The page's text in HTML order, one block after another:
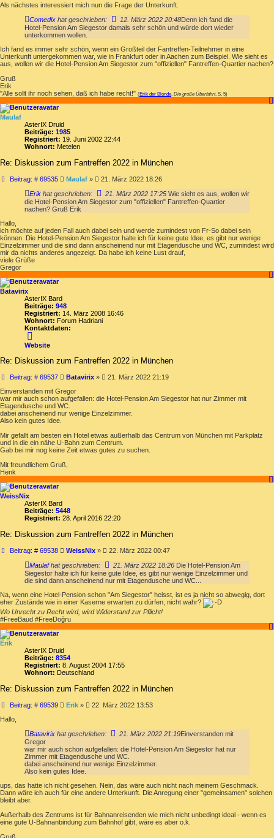
Als nächstes interessiert mich nun die Frage der Unterkunft.
Comedix hat geschrieben: 12. März 2022 20:48Denn ich fand die
Hotel-Pension Am Siegestor damals sehr schön und würde dort wieder
unterkommen wollen.
Ich fand es immer sehr schön, wenn ein Großteil der Fantreffen-Teilnehmer in eine
Unterkunft untergekommen war, wie in Frankfurt oder in Aachen zum Beispiel. Wie sieht es
aus, wollen wir die Hotel-Pension Am Siegestor zum "offiziellen" Fantreffen-Quartier nachen?
Gruß
Erik
"Alle sollt ihr noch sehen, daß ich habe recht!" (Erik der Blonde, Die große Überfahrt, S. 5)
Maulaf
AsterIX Druid
Beiträge: 1985
Registriert: 19. Juni 2002 22:44
Wohnort: Metelen
Re: Diskussion zum Fantreffen 2022 in München
Beitrag: # 69535Beitrag
Maulaf»
21. März 2022 18:26
Erik hat geschrieben: 21. März 2022 17:25 Wie sieht es aus, wollen wir
die Hotel-Pension Am Siegestor zum "offiziellen" Fantreffen-Quartier
nachen? Gruß Erik
Hallo,
ich möchte auf jeden Fall auch dabei sein und werde zumindest von Fr-So dabei sein
können. Die Hotel-Pension Am Siegestor halte ich für keine gute Idee, es gibt nur wenige
Einzelzimmer und die sind dann anscheinend nur mit Etagendusche und WC, zumindest wird
mir da nichts anderes angezeigt. Da habe ich keine Lust drauf,
viele Grüße
Gregor
Batavirix
AsterIX Bard
Beiträge: 948
Registriert: 14. März 2008 16:46
Wohnort: Forum Hadriani
Kontaktdaten:
von
Batavirix
Website
Re: Diskussion zum Fantreffen 2022 in München
Beitrag: # 69537BeitragBatavirix»
21. März 2022 21:19
Einverstanden mit Gregor
war mir auch schon aufgefallen: die Hotel-Pension Am Siegestor hat nur Zimmer mit
Etagendusche und WC.
dabei anscheinend nur wenige Einzelzimmer.
Also kein gutes Idee.
Mir gefallt am besten ein Hotel etwas außerhalb das Centrum von München mit Parkplatz
und in die ein nähe U-Bahn zum Centrum.
Gab bei mir nog keine Zeit etwas gutes zu suchen.
Mit freundlichem Gruß,
Henk
WeissNix
AsterIX Bard
Beiträge: 5448
Registriert: 28. April 2016 22:20
Re: Diskussion zum Fantreffen 2022 in München
Beitrag: # 69538Beitrag
WeissNix»
22. März 2022 00:47
Maulafhat geschrieben: 21. März 2022 18:26 Die Hotel-Pension Am
Siegestor halte ich für keine gute Idee, es gibt nur wenige Einzelzimmer und
die sind dann anscheinend nur mit Etagendusche und WC...
Na, wenn eine Hotel-Pension schon "Am Siegestor" heisst, ist es ja nicht so abwegig, dort
eher Zustände wie in einer Kaserne erwarten zu dürfen, nicht wahr?
Wo Unrecht zu Recht wird, wird Widerstand zur Pflicht!
#FreeBaud #FreeDoğru
Erik
AsterIX Druid
Beiträge: 8354
Registriert: 8. August 2004 17:55
Wohnort: Deutschland
Re: Diskussion zum Fantreffen 2022 in München
Beitrag: # 69539Beitrag
Erik»
22. März 2022 13:53
Hallo,
Batavirix hat geschrieben: 21. März 2022 21:19Einverstanden mit
Gregor
war mir auch schon aufgefallen: die Hotel-Pension Am Siegestor hat nur
Zimmer mit Etagendusche und WC.
dabei anscheinend nur wenige Einzelzimmer.
Also kein gutes Idee.
ups, das hatte ich nicht gesehen. Nein, das wäre auch nicht nach meinem Geschmack.
Dann wäre ich auch für eine andere Unterkunft. Die Anregung einer "gemeinsamen" solchen
bleibt aber.
Außerhalb des Zentrums ist für Bahnanreisenden wie mich nicht unbedingt ideal - wenn es
eine gute U-Bahnanbindung zum Bahnhof gibt, wäre es aber o.k.